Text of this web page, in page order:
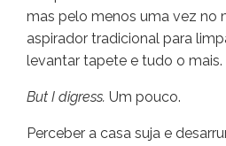
mas pelo menos uma vez no
aspirador tradicional para
levantar tapete e tudo o mais.
But I digress. Um pouco.
Perceber a casa suja e